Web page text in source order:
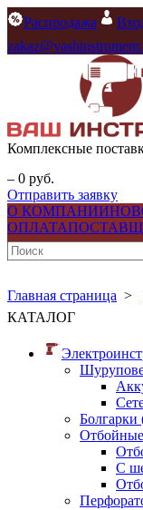
Распродажа
Комплексные
– 0 руб.
Отправить заявку
О КОМПАНИИ
ОПЛАТА
Главная страница >
КАТАЛОГ
С